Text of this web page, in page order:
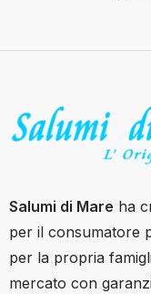
Salumi di Mare ha
per il consumatore
per la propria
mercato con